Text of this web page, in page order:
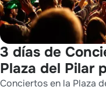
3 días de
Plaza del Pilar
Conciertos en la Plaza